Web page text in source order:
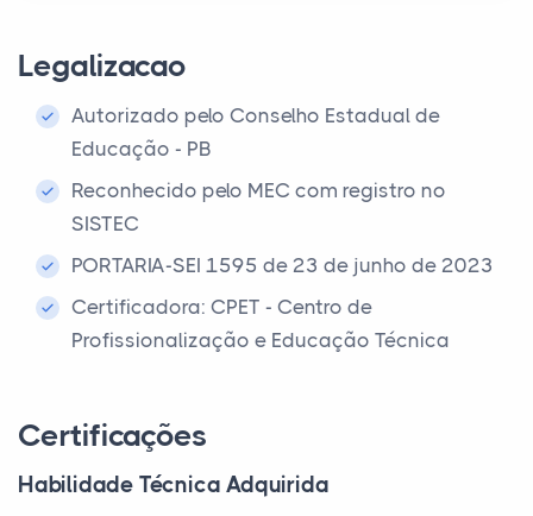
Legalizacao
Autorizado pelo Conselho Estadual de
Educação - PB
Reconhecido pelo MEC com registro no
SISTEC
PORTARIA-SEI 1595 de 23 de junho de 2023
Certificadora: CPET - Centro de
Profissionalização e Educação Técnica
Certificações
Habilidade Técnica Adquirida